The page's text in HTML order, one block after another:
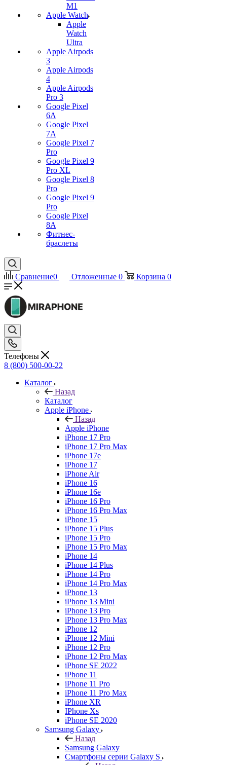
M1
Apple Watch
Apple
Watch
Ultra
Apple Airpods
3
Apple Airpods
4
Apple Airpods
Pro 3
Google Pixel
6A
Google Pixel
7А
Google Pixel 7
Pro
Google Pixel 9
Pro XL
Google Pixel 8
Pro
Google Pixel 9
Pro
Google Pixel
8A
Фитнес-
браслеты
Сравнение0 Отложенные 0 Корзина 0
Телефоны
8 (800) 500-00-22
Каталог
Назад
Каталог
Apple iPhone
Назад
Apple iPhone
iPhone 17 Pro
iPhone 17 Pro Max
iPhone 17e
iPhone 17
iPhone Air
iPhone 16
iPhone 16e
iPhone 16 Pro
iPhone 16 Pro Max
iPhone 15
iPhone 15 Plus
iPhone 15 Pro
iPhone 15 Pro Max
iPhone 14
iPhone 14 Plus
iPhone 14 Pro
iPhone 14 Pro Max
iPhone 13
iPhone 13 Mini
iPhone 13 Pro
iPhone 13 Pro Max
iPhone 12
iPhone 12 Mini
iPhone 12 Pro
iPhone 12 Pro Max
iPhone SE 2022
iPhone 11
iPhone 11 Pro
iPhone 11 Pro Max
iPhone XR
IPhone Xs
iPhone SE 2020
Samsung Galaxy
Назад
Samsung Galaxy
Смартфоны серии Galaxy S